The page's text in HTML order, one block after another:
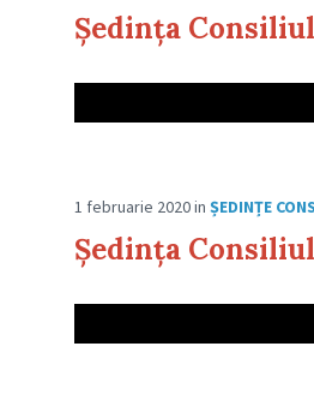
Ședința
1 februarie 2020in ȘEDINȚE
Ședința